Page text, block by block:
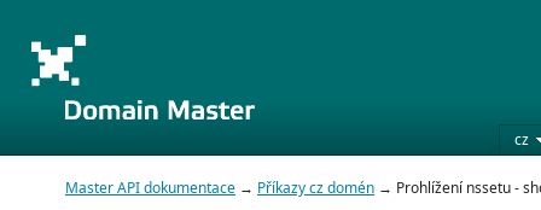
cz
Master API dokumentace → Příkazy cz domén → Prohlížení nssetu -